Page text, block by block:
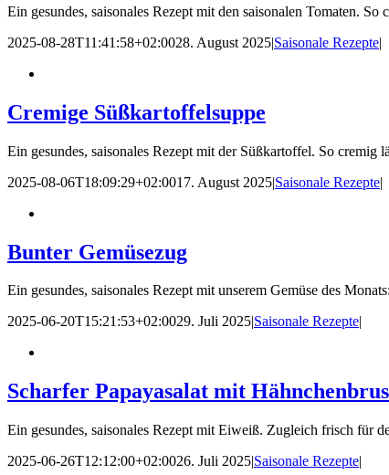
Ein gesundes, saisonales Rezept mit den saisonalen Tomaten.
2025-08-28T11:41:58+02:0028. August 2025|Saisonale Rezepte|
Cremige Süßkartoffelsuppe
Ein gesundes, saisonales Rezept mit der Süßkartoffel. So cremig
2025-08-06T18:09:29+02:0017. August 2025|Saisonale Rezepte|
Bunter Gemüsezug
Ein gesundes, saisonales Rezept mit unserem Gemüse des
2025-06-20T15:21:53+02:0029. Juli 2025|Saisonale Rezepte|
Scharfer Papayasalat mit
Ein gesundes, saisonales Rezept mit Eiweiß. Zugleich frisch für
2025-06-26T12:12:00+02:0026. Juli 2025|Saisonale Rezepte|